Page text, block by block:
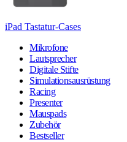
iPad Tastatur-Cases
Mikrofone
Lautsprecher
Digitale Stifte
Simulationsausrüstung
Racing
Presenter
Mauspads
Zubehör
Bestseller